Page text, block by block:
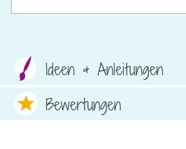
Ideen & Anleitungen
Bewertungen